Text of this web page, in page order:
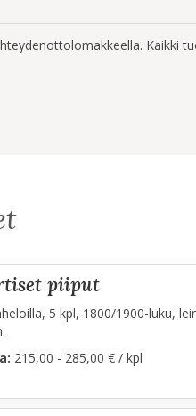
Kaikki
piiput
5 kpl, 1800/1900-luku,
215,00 - 285,00 € / kpl